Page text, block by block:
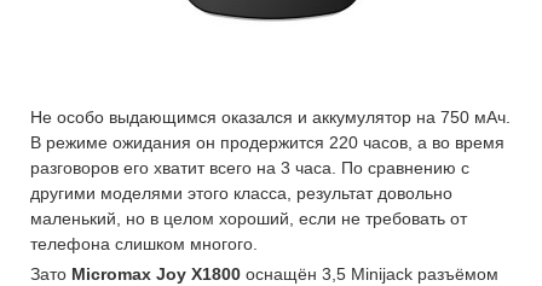
Не особо выдающимся оказался и аккумулятор на 750 мАч.
В режиме ожидания он продержится 220 часов, а во время
разговоров его хватит всего на 3 часа. По сравнению с
другими моделями этого класса, результат довольно
маленький, но в целом хороший, если не требовать от
телефона слишком многого.
Зато Micromax Joy X1800 оснащён 3,5 Minijack разъёмом